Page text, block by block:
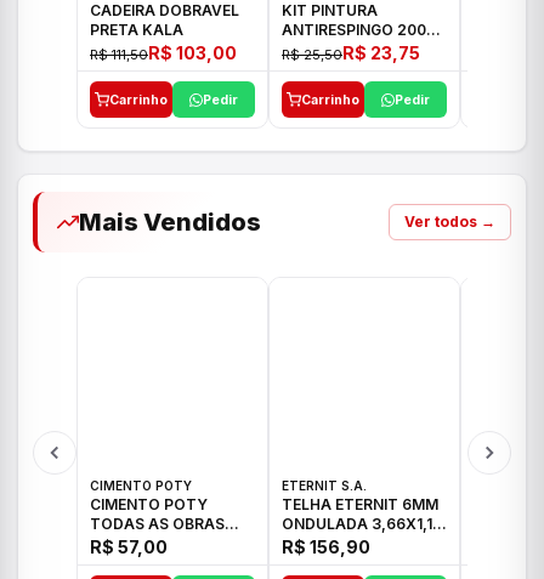
CADEIRA DOBRAVEL
PRETA KALA
R$ 111,50R$ 103,00
Carrinho Pedir
KIT PINTURA
ANTIRESPINGO 2003
ATLAS 03 PCS
R$ 25,50R$ 23,75
Carrinho Pedir
Mais Vendidos Ver todos →
CIMENTO POTY
CIMENTO POTY
TODAS AS OBRAS
50KG CP-II F/32
R$ 57,00
ETERNIT S.A.
TELHA ETERNIT 6MM
ONDULADA 3,66X1,10
48,80KG
R$ 156,90